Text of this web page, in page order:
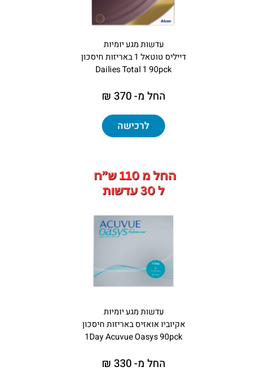
עדשות מגע יומיות
דייליס טוטאל 1 באריזות חיסכון
Dailies Total 1 90pck
החל מ- 370 ₪
לרכישה
עדשות מגע יומיות
אקיוביו אואזיס באריזות חיסכון
1Day Acuvue Oasys 90pck
החל מ- 330 ₪